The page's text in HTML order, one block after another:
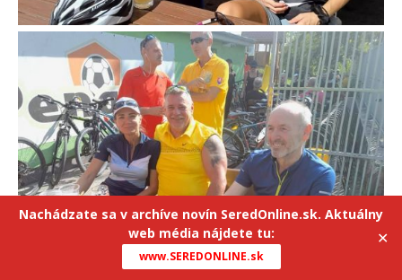
Nachádzate sa v archíve novín SeredOnline.sk. Aktuálny
web média nájdete tu:
www.SEREDONLINE.sk
✕